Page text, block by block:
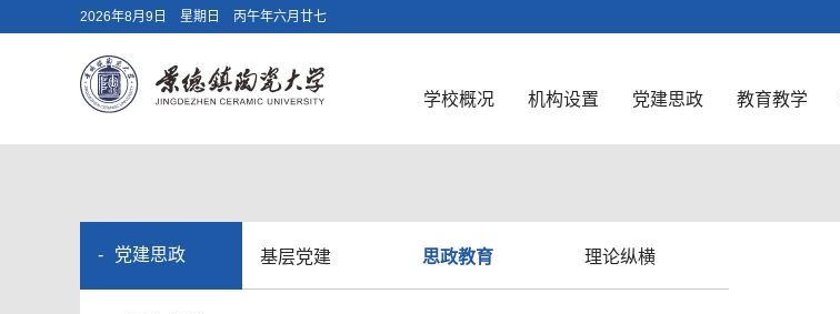
2026年8月9日 星期日 丙午年六月廿七
学校概况 机构设置 党建思政 教育教学
党建思政 基层党建 思政教育 理论纵横